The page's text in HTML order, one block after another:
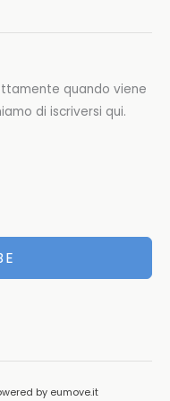
quando viene
di iscriversi qui.
by eumove.it